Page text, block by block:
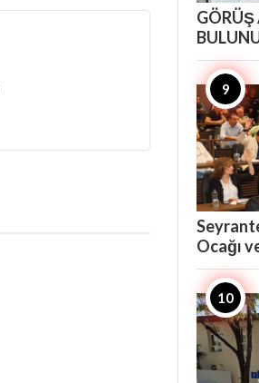
GÖRÜŞ
Ocağı